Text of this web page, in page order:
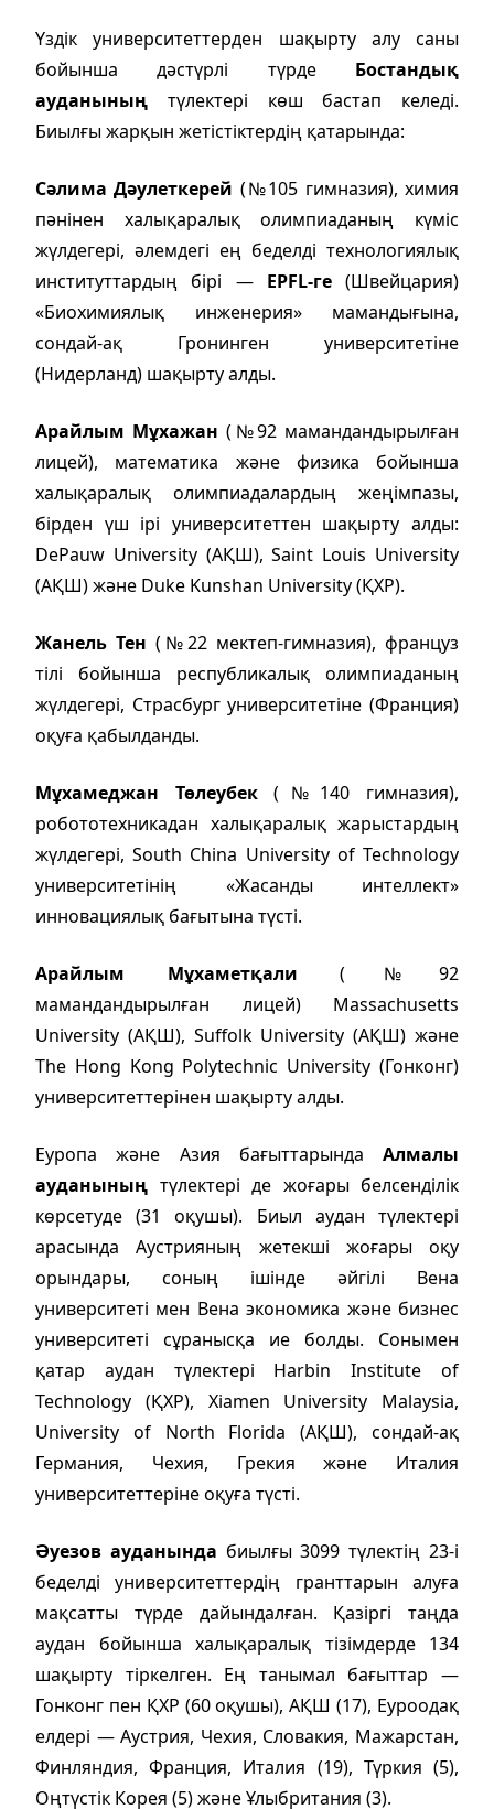
Үздік университеттерден шақырту алу саны
бойынша дәстүрлі түрде Бостандық
ауданының түлектері көш бастап келеді.
Биылғы жарқын жетістіктердің қатарында:
Сәлима Дәулеткерей (№105 гимназия), химия
пәнінен халықаралық олимпиаданың күміс
жүлдегері, әлемдегі ең беделді технологиялық
институттардың бірі — EPFL-ге(Швейцария)
«Биохимиялық инженерия» мамандығына,
сондай-ақ Гронинген университетіне
(Нидерланд) шақырту алды.
Арайлым Мұхажан (№92 мамандандырылған
лицей), математика және физика бойынша
халықаралық олимпиадалардың жеңімпазы,
бірден үш ірі университеттен шақырту алды:
DePauw University (АҚШ), Saint Louis University
(АҚШ) және Duke Kunshan University (ҚХР).
Жанель Тен (№22 мектеп-гимназия), француз
тілі бойынша республикалық олимпиаданың
жүлдегері, Страсбург университетіне (Франция)
оқуға қабылданды.
Мұхамеджан Төлеубек(№140 гимназия),
робототехникадан халықаралық жарыстардың
жүлдегері, South China University of Technology
университетінің «Жасанды интеллект»
инновациялық бағытына түсті.
Арайлым Мұхаметқали (№92
мамандандырылған лицей) Massachusetts
University (АҚШ), Suffolk University (АҚШ) және
The Hong Kong Polytechnic University (Гонконг)
университеттерінен шақырту алды.
Еуропа және Азия бағыттарында Алмалы
ауданының түлектері де жоғары белсенділік
көрсетуде (31 оқушы). Биыл аудан түлектері
арасында Аустрияның жетекші жоғары оқу
орындары, соның ішінде әйгілі Вена
университеті мен Вена экономика және бизнес
университеті сұранысқа ие болды. Сонымен
қатар аудан түлектері Harbin Institute of
Technology (ҚХР), Xiamen University Malaysia,
University of North Florida (АҚШ), сондай-ақ
Германия, Чехия, Грекия және Италия
университеттеріне оқуға түсті.
Әуезов ауданында биылғы 3099 түлектің 23-і
беделді университеттердің гранттарын алуға
мақсатты түрде дайындалған. Қазіргі таңда
аудан бойынша халықаралық тізімдерде 134
шақырту тіркелген. Ең танымал бағыттар —
Гонконг пен ҚХР (60 оқушы), АҚШ (17), Еуроодақ
елдері — Аустрия, Чехия, Словакия, Мажарстан,
Финляндия, Франция, Италия (19), Түркия (5),
Оңтүстік Корея (5) және Ұлыбритания (3).